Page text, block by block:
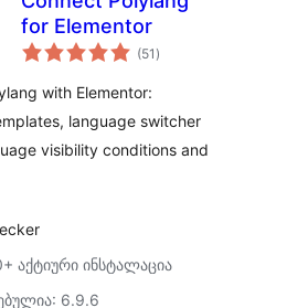
for Elementor
(51 საერთო
რეიტინგი
)
with Elementor:
language switcher
visibility conditions and
აქტიური ინსტალაცია
6.9.6